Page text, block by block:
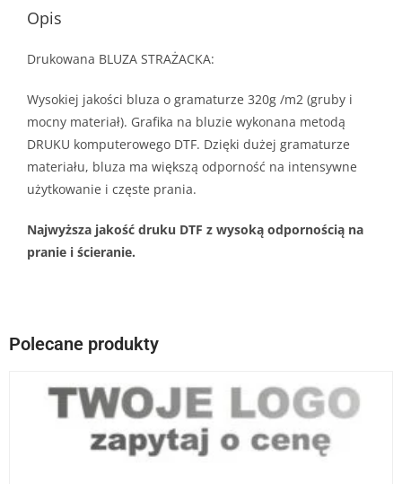
Opis
Drukowana BLUZA STRAŻACKA:
Wysokiej jakości bluza o gramaturze 320g /m2 (gruby i
mocny materiał). Grafika na bluzie wykonana metodą
DRUKU komputerowego DTF. Dzięki dużej gramaturze
materiału, bluza ma większą odporność na intensywne
użytkowanie i częste prania.
Najwyższa jakość druku DTF z wysoką odpornością na
pranie i ścieranie.
Polecane produkty